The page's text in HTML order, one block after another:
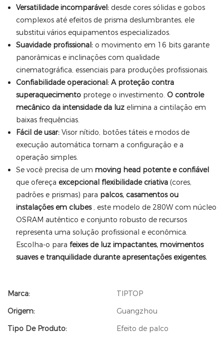
Versatilidade incomparável:desde cores sólidas e gobos
complexos até efeitos de prisma deslumbrantes, ele
substitui vários equipamentos especializados.
Suavidade profissional:o movimento em 16 bits garante
panorâmicas e inclinações com qualidade
cinematográfica, essenciais para produções profissionais.
Confiabilidade operacional: A proteção contra
superaquecimentoprotege o investimento. O controle
mecânico da intensidade da luzelimina a cintilação em
baixas frequências.
Fácil de usar:Visor nítido, botões táteis e modos de
execução automática tornam a configuração e a
operação simples.
Se você precisa de um moving head potente e confiável
que ofereça excepcional flexibilidade criativa(cores,
padrões e prismas) para palcos, casamentos ou
instalações em clubes, este modelo de 280W com núcleo
OSRAM autêntico e conjunto robusto de recursos
representa uma solução profissional e econômica.
Escolha-o para feixes de luz impactantes, movimentos
suaves e tranquilidade durante apresentações exigentes.
Marca:
TIPTOP
Origem:
Guangzhou
Tipo De Produto:
Efeito de palco